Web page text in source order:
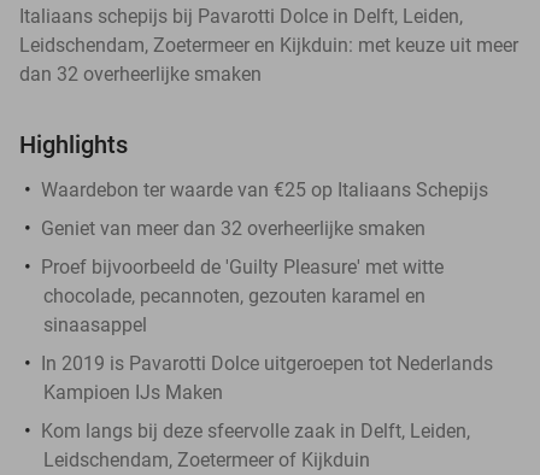
Italiaans schepijs bij Pavarotti Dolce in Delft, Leiden,
Leidschendam, Zoetermeer en Kijkduin: met keuze uit meer
dan 32 overheerlijke smaken
Highlights
Waardebon ter waarde van €25 op Italiaans Schepijs
Geniet van meer dan 32 overheerlijke smaken
Proef bijvoorbeeld de 'Guilty Pleasure' met witte
chocolade, pecannoten, gezouten karamel en
sinaasappel
In 2019 is Pavarotti Dolce uitgeroepen tot Nederlands
Kampioen IJs Maken
Kom langs bij deze sfeervolle zaak in Delft, Leiden,
Leidschendam, Zoetermeer of Kijkduin